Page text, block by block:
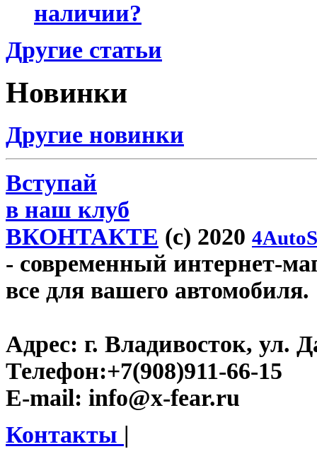
наличии?
Другие статьи
Новинки
Другие новинки
Вступай
в наш клуб
ВКОНТАКТЕ (c) 2020
- современный интернет-
все для вашего автомобиля.
Адрес: г. Владивосток, ул.
Телефон:+7(908)911-66-15
E-mail: info@x-fear.ru
Контакты |